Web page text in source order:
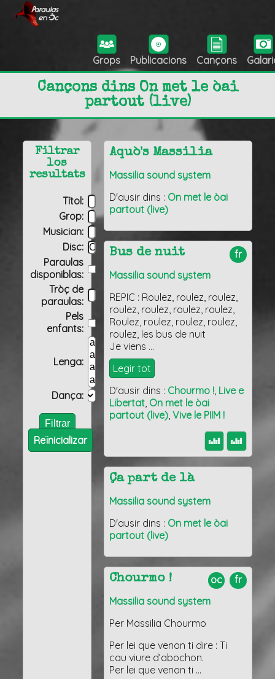
Grops Publicacions Cançons
Cançons dins On met le òai
partout (live)
Aquò's Massilia
Massilia sound system
D'ausir dins : On met le òai
partout (live)
fr
Bus de nuit
Massilia sound system
REPIC : Roulez, roulez, roulez,
roulez, roulez, roulez, roulez,
Roulez, roulez, roulez, roulez,
roulez, les bus de nuit
Je viens …
Legir tot
D'ausir dins : Chourmo !, Live e
Libertat, On met le òai
partout (live),Vive le PIIM !
Ça part de là
Massilia sound system
D'ausir dins : On met le òai
partout (live)
fr
oc
Chourmo !
Massilia sound system
Per Massilia Chourmo
Per lei que venon ti dire : Ti
cau viure d’abochon.
Per lei que venon ti …
Filtrar
los
resultats
Títol:
Grop:
Musician:
Disc:
Paraulas
disponiblas:
Tròç de
paraulas:
Pels
enfants:
Lenga:
Dança:
Reïnicializar